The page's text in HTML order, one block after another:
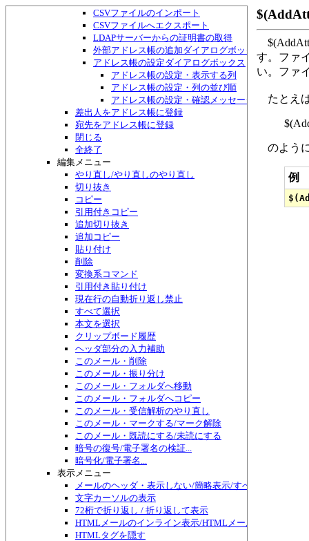
CSVファイルのインポート
CSVファイルへエクスポート
LDAPサーバーからの証明書の取得
外部アドレス帳の追加ダイアログボックス
アドレス帳の設定ダイアログボックス
アドレス帳の設定・表示する列
アドレス帳の設定・列の並び順
アドレス帳の設定・確認メッセージ
差出人をアドレス帳に登録
宛先をアドレス帳に登録
閉じる
全終了
編集メニュー
やり直し/やり直しのやり直し
切り抜き
コピー
引用付きコピー
追加切り抜き
追加コピー
貼り付け
削除
変換系コマンド
引用付き貼り付け
現在行の自動折り返し禁止
すべて選択
本文を選択
クリップボード履歴
ヘッダ部分の入力補助
このメール・削除
このメール・振り分け
このメール・フォルダへ移動
このメール・フォルダへコピー
このメール・受信解析のやり直し
このメール・マークする/マーク解除
このメール・既読にする/未読にする
暗号の復号/電子署名の検証...
暗号化/電子署名...
表示メニュー
メールのヘッダ・表示しない/簡略表示/すべて表示/切り
文字カーソルの表示
72桁で折り返し / 折り返して表示
HTMLメールのインライン表示/HTMLメール編集
HTMLタグを隠す
す。ファ
い。ファ
たとえば
のよう
例